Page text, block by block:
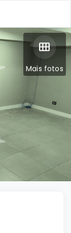
Mais fotos